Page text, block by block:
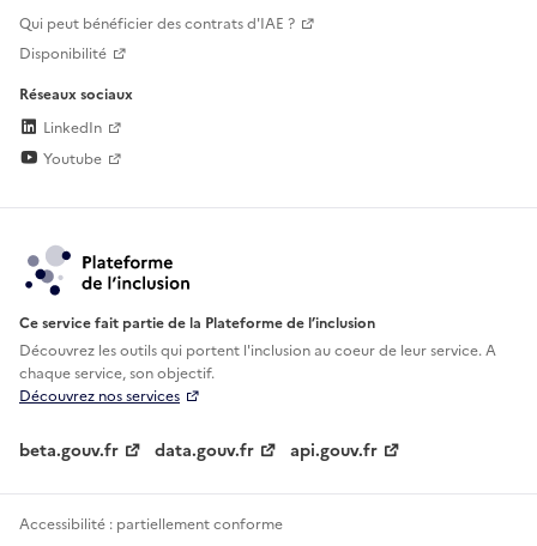
Qui peut bénéficier des contrats d'IAE ?
Disponibilité
Réseaux sociaux
LinkedIn
Youtube
Ce service fait partie de la Plateforme de l’inclusion
Découvrez les outils qui portent l'inclusion aucoeur de leur service. A
chaque service, son objectif.
Découvrez nos services
beta.gouv.fr data.gouv.fr api.gouv.fr
Accessibilité : partiellement conforme